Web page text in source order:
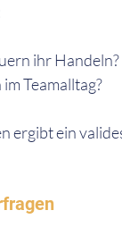
ihr Handeln?
Teamalltag?
ergibt ein